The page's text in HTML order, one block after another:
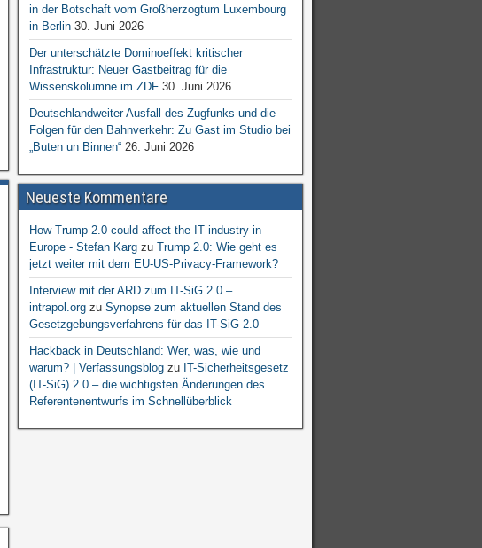
in der Botschaft vom Großherzogtum Luxembourg
in Berlin 30. Juni 2026
Der unterschätzte Dominoeffekt kritischer
Infrastruktur: Neuer Gastbeitrag für die
Wissenskolumne im ZDF 30. Juni 2026
Deutschlandweiter Ausfall des Zugfunks und die
Folgen für den Bahnverkehr: Zu Gast im Studio bei
„Buten un Binnen“ 26. Juni 2026
Neueste Kommentare
How Trump 2.0 could affect the IT industry in
Europe - Stefan Kargzu Trump 2.0: Wie geht es
jetzt weiter mit dem EU-US-Privacy-Framework?
Interview mit der ARD zum IT-SiG 2.0 –
intrapol.orgzu Synopse zum aktuellen Stand des
Gesetzgebungsverfahrens für das IT-SiG 2.0
Hackback in Deutschland: Wer, was, wie und
warum? | Verfassungsblogzu IT-Sicherheitsgesetz
(IT-SiG) 2.0 – die wichtigsten Änderungen des
Referentenentwurfs im Schnellüberblick